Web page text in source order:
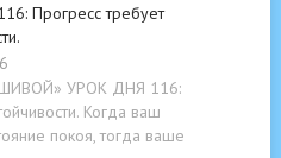
Прогресс требует
ШИВОЙ» УРОК ДНЯ 116:
Когда ваш
покоя, тогда ваше